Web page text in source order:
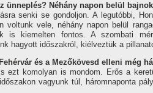
ünneplés? Néhány napon belül
senki se gondoljon. A legutóbbi,
voltunk vele, néhány napon belül
is kiemelten fontos. A szombati
hagyott időszakról, kiélveztük a
és a Mezőkövesd elleni még
ezt komolyan is mondom. Erős a
vagyunk túl, háromnaponta